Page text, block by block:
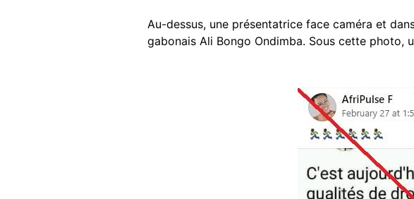
Au-dessus, une présentatrice face caméra et
gabonais Ali Bongo Ondimba. Sous cette photo,